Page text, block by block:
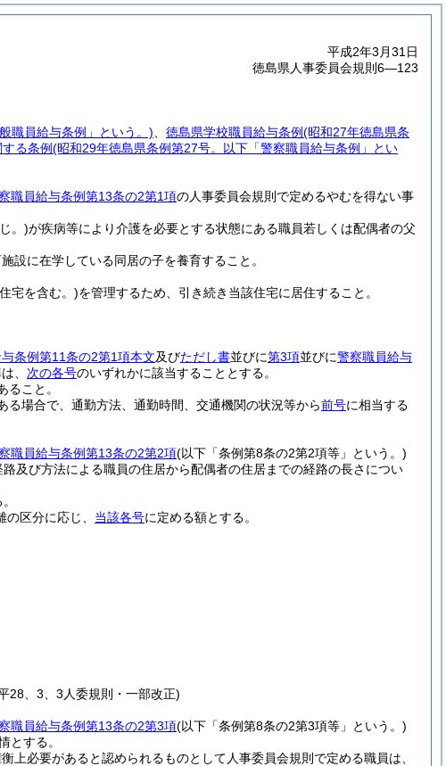
平成2年3月31日
徳島県人事委員会規則6―123
職員給与条例」という。) 徳島県学校職員給与条例(昭和27年徳島県条
る条例(昭和29年徳島県条例第27号。以下「警察職員給与条例」とい
職員給与条例第13条の2第1項の人事委員会規則で定めるやむを得ない事
。)が疾病等により介護を必要とする状態にある職員若しくは配偶者の父
設に在学している同居の子を養育すること。
宅を含む。)を管理するため、引き続き当該住宅に居住すること。
条例第11条の2第1項本文及びただし書並びに第3項並びに警察職員給与
、 次の各号のいずれかに該当することとする。
こと。
場合で、通勤方法、通勤時間、交通機関の状況等から前号に相当する
職員給与条例第13条の2第2項(以下「条例第8条の2第2項等」という。)
及び方法による職員の住居から配偶者の住居までの経路の長さについ
区分に応じ、 当該各号に定める額とする。
28、3、3人委規則・一部改正)
職員給与条例第13条の2第3項(以下「条例第8条の2第3項等」という。)
とする。
上必要があると認められるものとして人事委員会規則で定める職員は、